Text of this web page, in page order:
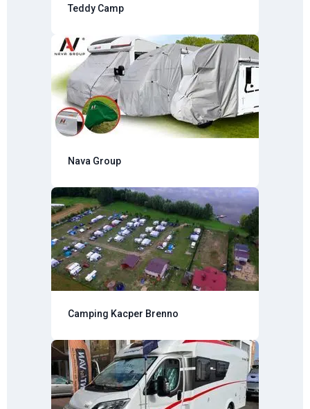
Teddy Camp
Nava Group
Camping Kacper Brenno